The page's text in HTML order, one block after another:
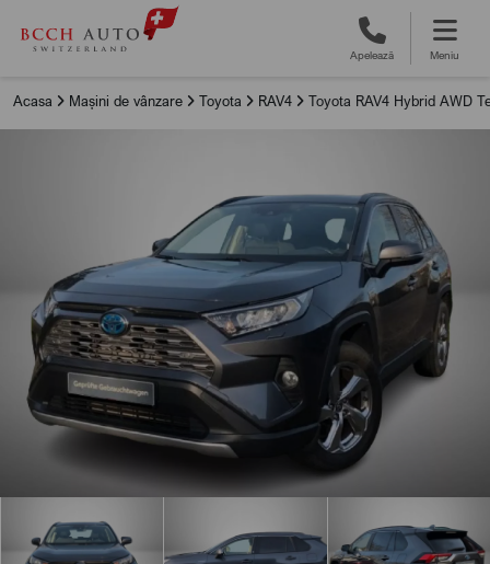
Apelează Meniu
Acasa Mașini de vânzare Toyota RAV4 Toyota RAV4 Hybrid AWD